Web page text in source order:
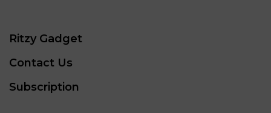
Ritzy Gadget
Contact Us
Subscription